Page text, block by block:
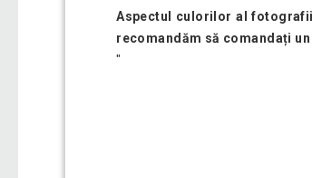
Aspectul culorilor al
recomandăm să comandați
"